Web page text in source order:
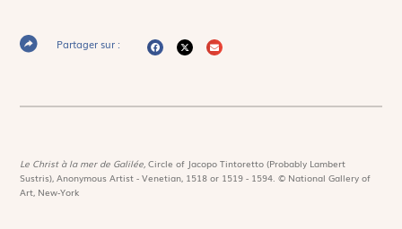
Partager sur :
Le Christ à la mer de Galilée,Circle of Jacopo Tintoretto (Probably Lambert
Sustris), Anonymous Artist - Venetian, 1518 or 1519 - 1594. © National Gallery of
Art, New-York